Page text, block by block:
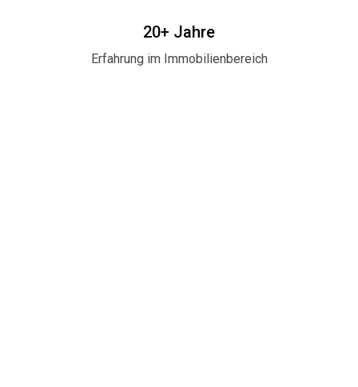
20+ Jahre
Erfahrung im Immobilienbereich